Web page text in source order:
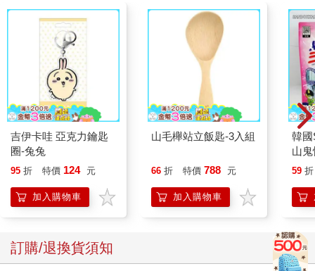
吉伊卡哇 亞克力鑰匙
圈-兔兔
95 折 特價 124 元
加入購物車
山毛櫸站立飯匙-3入組
66 折 特價 788 元
加入購物車
韓
山
450
59 折
訂購/退換貨須知